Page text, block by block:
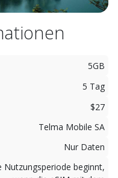
5GB
5 Tag
$27
Telma Mobile SA
Nur Daten
Nutzungsperiode beginnt,